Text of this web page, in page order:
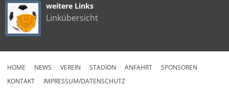
weitere Links
Linkübersicht
HOME NEWS VEREIN STADION ANFAHRT
SPONSOREN
KONTAKT
IMPRESSUM/DATENSCHUTZ